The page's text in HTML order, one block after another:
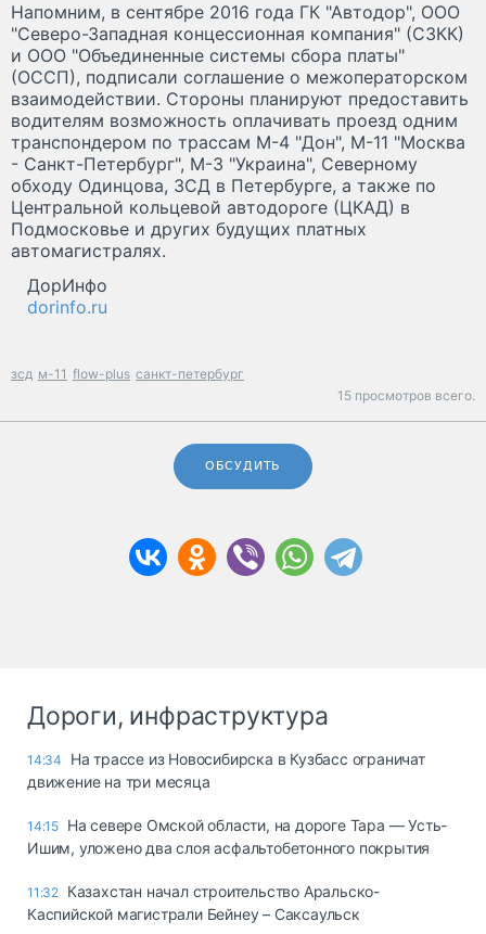
Напомним, в сентябре 2016 года ГК "Автодор", ООО
"Северо-Западная концессионная компания" (СЗКК)
и ООО "Объединенные системы сбора платы"
(ОССП), подписали соглашение о межоператорском
взаимодействии. Стороны планируют предоставить
водителям возможность оплачивать проезд одним
транспондером по трассам М-4 "Дон", М-11 "Москва
- Санкт-Петербург", М-3 "Украина", Северному
обходу Одинцова, ЗСД в Петербурге, а также по
Центральной кольцевой автодороге (ЦКАД) в
Подмосковье и других будущих платных
автомагистралях.
ДорИнфо
dorinfo.ru
зсд м-11 flow-plus санкт-петербург
15 просмотров всего.
ОБСУДИТЬ
Дороги, инфраструктура
14:34
На трассе из Новосибирска в Кузбасс ограничат
движение на три месяца
14:15 На севере Омской области, на дороге Тара — Усть-
Ишим, уложено два слоя асфальтобетонного покрытия
11:32 Казахстан начал строительство Аральско-
Каспийской магистрали Бейнеу – Саксаульск